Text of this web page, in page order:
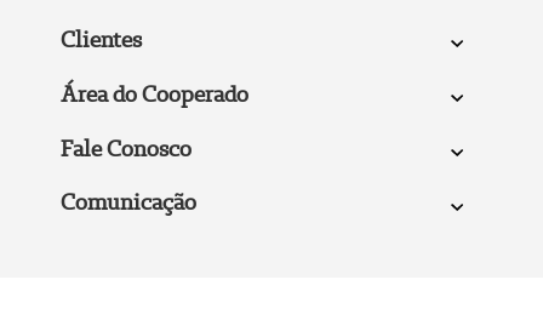
Clientes
Área do Cooperado
Fale Conosco
Comunicação